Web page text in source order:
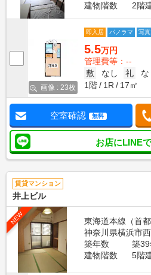
建物階数
2階
画像 : 23枚
即入居 パノラマ 写
5.5万円
管理費等：--
敷
なし 礼
な
1階
1R 17㎡
空室確認 無料
お店にLINE
賃貸マンション
井上ビル
NEW
東海道本線（首
神奈川県横浜市
築年数
築
建物階数
5階